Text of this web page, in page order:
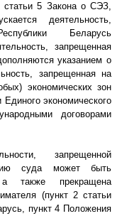
статьи 5 Закона о СЭЗ,
деятельность,
Беларусь
запрещенная
указанием о
запрещенная на
экономических зон
экономического
договорами
запрещенной
суда может быть
а также прекращена
(пункт 2 статьи
пункт 4 Положения